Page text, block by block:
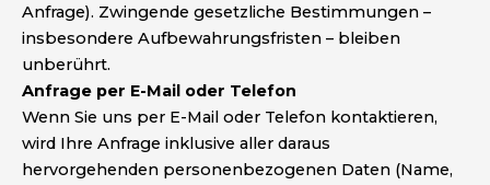
Anfrage). Zwingende gesetzliche Bestimmungen –
insbesondere Aufbewahrungsfristen – bleiben
unberührt.
Anfrage per E-Mail oder Telefon
Wenn Sie uns per E-Mail oder Telefon kontaktieren,
wird Ihre Anfrage inklusive aller daraus
hervorgehenden personenbezogenen Daten (Name,